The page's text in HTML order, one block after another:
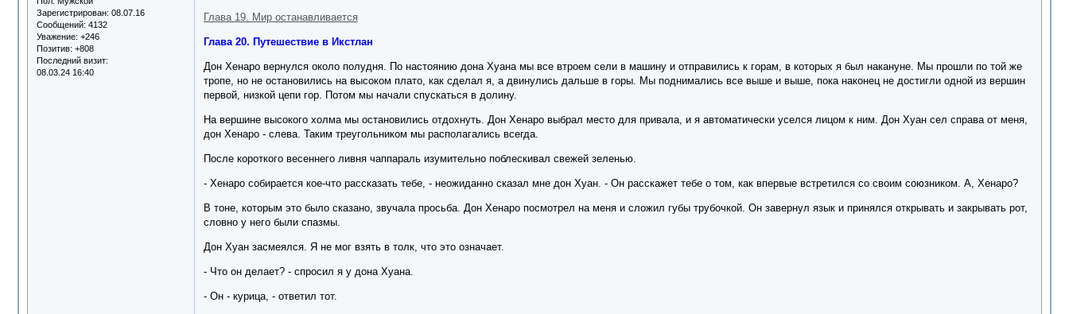
Зарегистрирован: 08.07.16
Сообщений: 4132
Уважение: +246
Позитив: +808
Последний визит:
08.03.24 16:40
Глава 19. Мир останавливается
Глава 20. Путешествие в Икстлан
Дон Хенаро вернулся около полудня. По настоянию дона Хуана мы все втроем сели в машину и отправились к горам, в которых я был накануне. Мы прошли по той же
тропе, но не остановились на высоком плато, как сделал я, а двинулись дальше в горы. Мы поднимались все выше и выше, пока наконец не достигли одной из вершин
первой, низкой цепи гор. Потом мы начали спускаться в долину.
На вершине высокого холма мы остановились отдохнуть. Дон Хенаро выбрал место для привала, и я автоматически уселся лицом к ним. Дон Хуан сел справа от меня,
дон Хенаро - слева. Таким треугольником мы располагались всегда.
После короткого весеннего ливня чаппараль изумительно поблескивал свежей зеленью.
- Хенаро собирается кое-что рассказать тебе, - неожиданно сказал мне дон Хуан. - Он расскажет тебе о том, как впервые встретился со своим союзником. А, Хенаро?
В тоне, которым это было сказано, звучала просьба. Дон Хенаро посмотрел на меня и сложил губы трубочкой. Он завернул язык и принялся открывать и закрывать рот,
словно у него были спазмы.
Дон Хуан засмеялся. Я не мог взять в толк, что это означает.
- Что он делает? - спросил я у дона Хуана.
- Он - курица, - ответил тот.